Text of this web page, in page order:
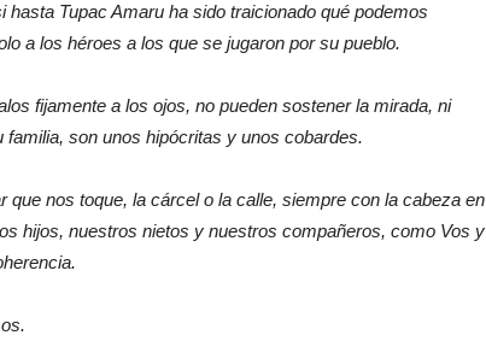
Tupac Amaru ha sido traicionado qué podemos
a los héroes a los que se jugaron por su pueblo.
fijamente a los ojos, no pueden sostener la mirada, ni
son unos hipócritas y unos cobardes.
nos toque, la cárcel o la calle, siempre con la cabeza en
hijos, nuestros nietos y nuestros compañeros, como Vos y